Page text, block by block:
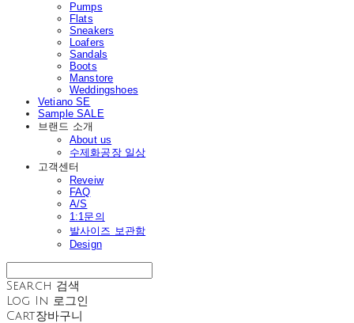
Pumps
Flats
Sneakers
Loafers
Sandals
Boots
Manstore
Weddingshoes
Vetiano SE
Sample SALE
브랜드 소개
About us
수제화공장 일상
고객센터
Reveiw
FAQ
A/S
1:1문의
발사이즈 보관함
Design
Search 검색
Log In 로그인
Cart장바구니